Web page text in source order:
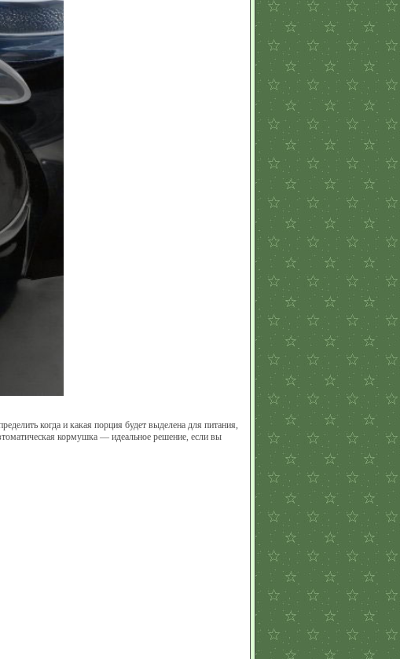
когда и какая порция будет выделена для питания,
кормушка — идеальное решение, если вы